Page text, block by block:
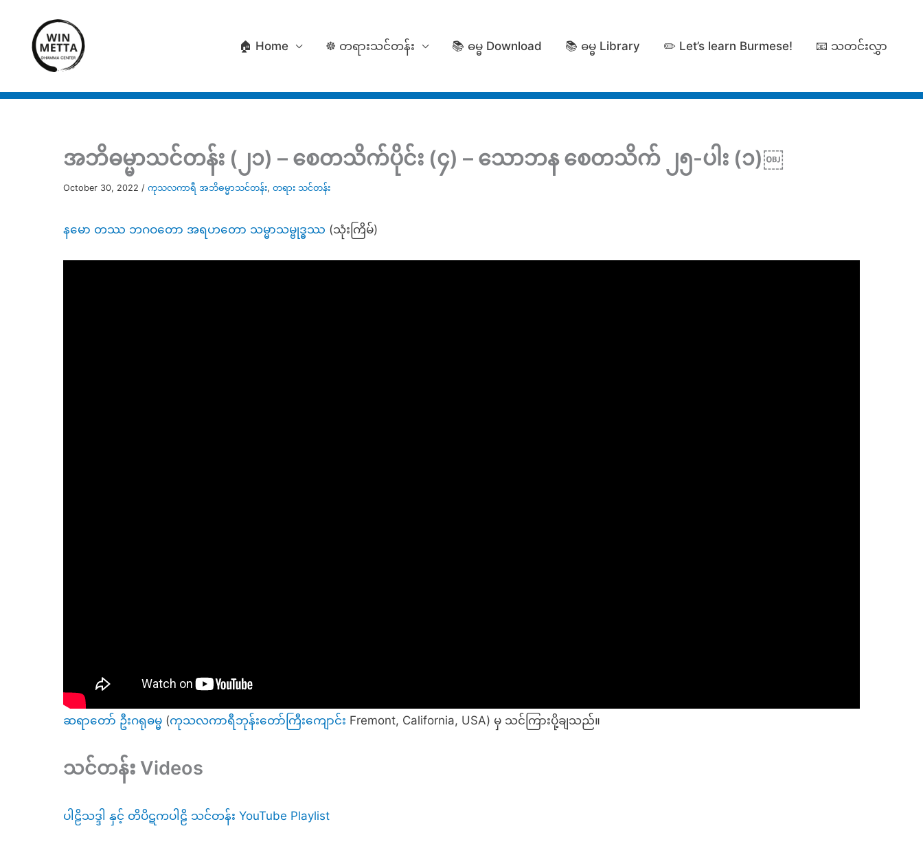
content
🏠 Home ☸️ တရားသင်တန်း 📚 ဓမ္ဓ Download 📚 ဓမ္ဓ Library ✏️ Let’s learn Burmese! 📧 သတင်းလွှာ
အဘိဓမ္မာသင်တန်း (၂၁) – စေတသိက်ပိုင်း (၄) – သောဘန ​စေတသိက် ၂၅-ပါး (၁)￼
October 30, 2022 / ကုသလကာရီ အဘိဓမ္မာသင်တန်း, တရား သင်တန်း
နမော တဿ ဘဂဝတော အရဟတော သမ္မာသမ္ဗုဒ္ဓဿ (သုံးကြိမ်)
ဆရာတော် ဦးဂရုဓမ္မ (ကုသလကာရီဘုန်းတော်ကြီးကျောင် း Fremont, California, USA) မှ သင်ကြားပို့ချသည်။
သင်တန်း Videos
ပါဠိသဒ္ဒါ နှင့် တိပိဋကပါဠိ သင်တန်း YouTube Playlist